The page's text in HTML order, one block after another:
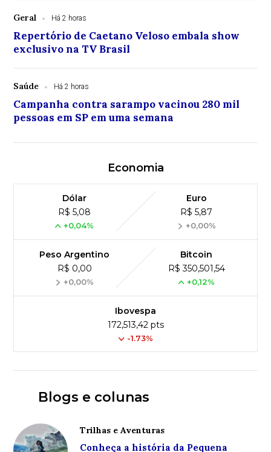
Geral Há 2 horas
Repertório de Caetano Veloso embala show
exclusivo na TV Brasil
Saúde Há 2 horas
Campanha contra sarampo vacinou 280 mil
pessoas em SP em uma semana
Economia
Dólar
R$ 5,08
+0,04%
Euro
R$ 5,87
+0,00%
Peso Argentino
R$ 0,00
+0,00%
Bitcoin
R$ 350,501,54
+0,12%
Ibovespa
172,513,42 pts
-1.73%
Blogs e colunas
Trilhas e Aventuras
Conheça a história da Pequena